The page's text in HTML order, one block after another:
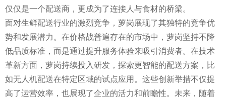
仅仅是一个配送商，更成为了连接人与食材的桥梁。
面对生鲜配送行业的激烈竞争，萝岗展现了其独特的竞争优
势和发展潜力。在价格战普遍存在的市场中，萝岗坚持不降
低品质标准，而是通过提升服务体验来吸引消费者。在技术
革新方面，萝岗持续投入研发，探索更智能的配送方案，比
如无人机配送在特定区域的试点应用。这些创新举措不仅提
高了运营效率，也展现了企业的活力和前瞻性。未来，随着